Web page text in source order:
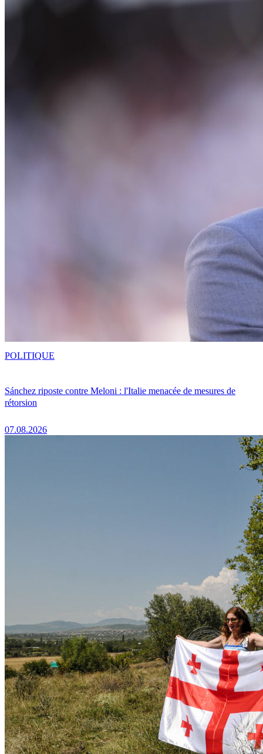
Sánchez riposte contre Meloni : l'Italie menacée de mesures de
rétorsion
07.08.2026
POLITIQUE